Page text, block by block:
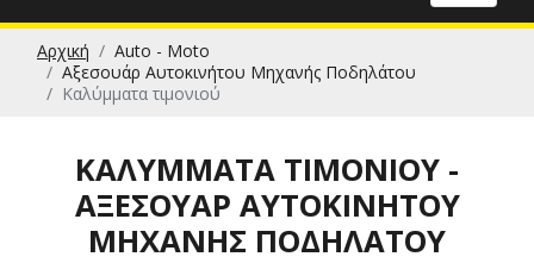
Αρχική
Auto - Moto
Αξεσουάρ Αυτοκινήτου Μηχανής Ποδηλάτου
Καλύμματα τιμονιού
ΚΑΛΎΜΜΑΤΑ ΤΙΜΟΝΙΟΎ -
ΑΞΕΣΟΥΆΡ ΑΥΤΟΚΙΝΉΤΟΥ
ΜΗΧΑΝΉΣ ΠΟΔΗΛΆΤΟΥ